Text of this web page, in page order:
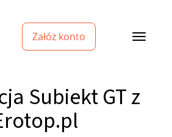
Załóż konto
Subiekt GT z